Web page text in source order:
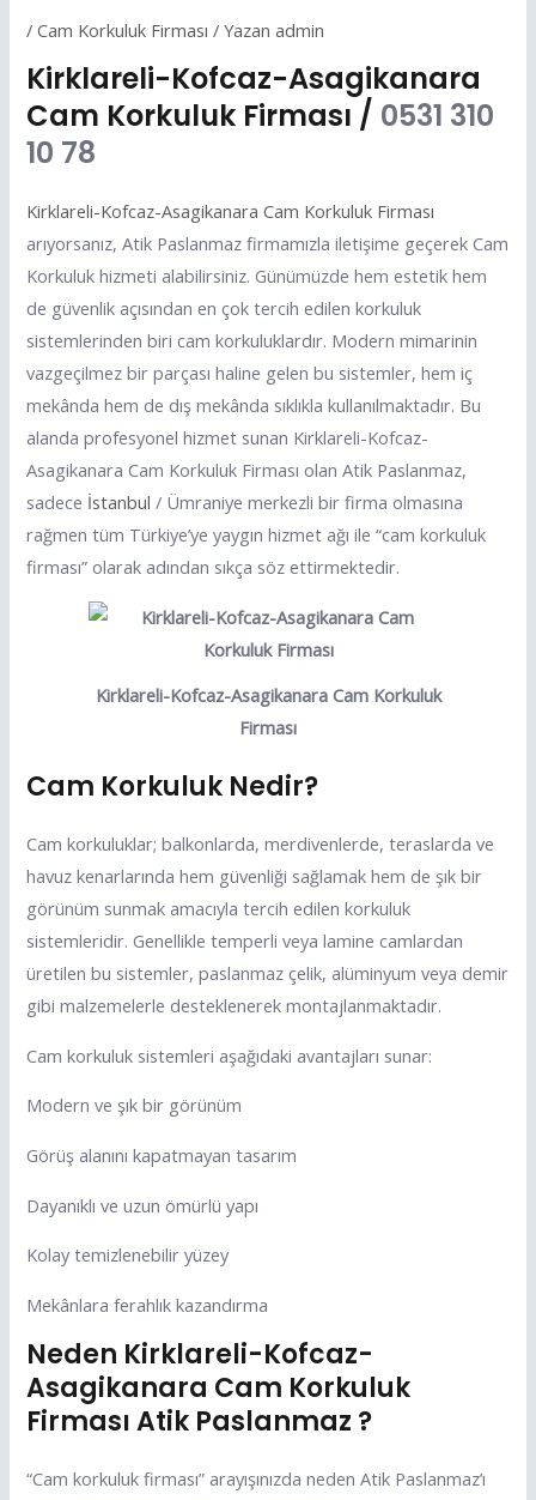
/Cam Korkuluk Firması / Yazan admin
Kirklareli-Kofcaz-Asagikanara
Cam Korkuluk Firması / 0531 310
10 78
Kirklareli-Kofcaz-Asagikanara Cam Korkuluk Firması
arıyorsanız, Atik Paslanmaz firmamızla iletişime geçerek Cam
Korkuluk hizmeti alabilirsiniz. Günümüzde hem estetik hem
de güvenlik açısından en çok tercih edilen korkuluk
sistemlerinden biri cam korkuluklardır. Modern mimarinin
vazgeçilmez bir parçası haline gelen bu sistemler, hem iç
mekânda hem de dış mekânda sıklıkla kullanılmaktadır. Bu
alanda profesyonel hizmet sunan Kirklareli-Kofcaz-
Asagikanara Cam Korkuluk Firması olan Atik Paslanmaz,
sadece İstanbul / Ümraniye merkezli bir firma olmasına
rağmen tüm Türkiye’ye yaygın hizmet ağı ile “cam korkuluk
firması” olarak adından sıkça söz ettirmektedir.
Kirklareli-Kofcaz-Asagikanara Cam Korkuluk
Firması
Cam Korkuluk Nedir?
Cam korkuluklar; balkonlarda, merdivenlerde, teraslarda ve
havuz kenarlarında hem güvenliği sağlamak hem de şık bir
görünüm sunmak amacıyla tercih edilen korkuluk
sistemleridir. Genellikle temperli veya lamine camlardan
üretilen bu sistemler, paslanmaz çelik, alüminyum veya demir
gibi malzemelerle desteklenerek montajlanmaktadır.
Cam korkuluk sistemleri aşağıdaki avantajları sunar:
Modern ve şık bir görünüm
Görüş alanını kapatmayan tasarım
Dayanıklı ve uzun ömürlü yapı
Kolay temizlenebilir yüzey
Mekânlara ferahlık kazandırma
Neden Kirklareli-Kofcaz-
Asagikanara Cam Korkuluk
Firması Atik Paslanmaz ?
“Cam korkuluk firması” arayışınızda neden Atik Paslanmaz’ı